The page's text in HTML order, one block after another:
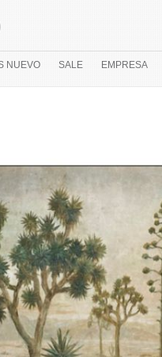
NUEVO SALE EMPRESA